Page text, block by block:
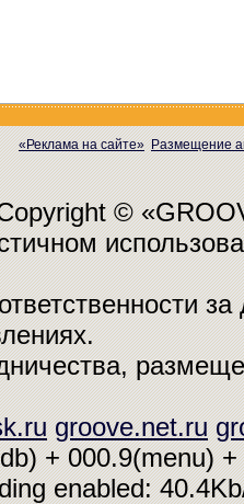
«Реклама на сайте» Размещение
©
groove.net.ru
+ 000.9(menu)
enabled: